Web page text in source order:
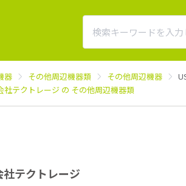
器 その他周辺機器類 その他周辺機器
社テクトレージ の その他周辺機器類
社テクトレージ